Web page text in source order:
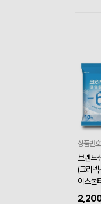
상품번호
브랜드
(크리넥
이스물